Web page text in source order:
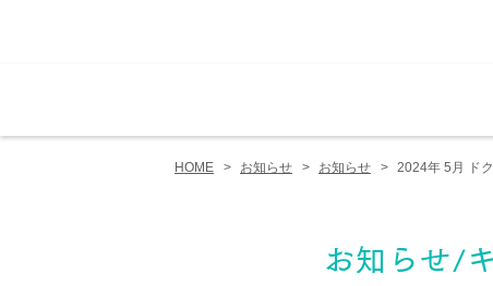
HOME お知らせ お知らせ 2024年 5月 ド
お知らせ/